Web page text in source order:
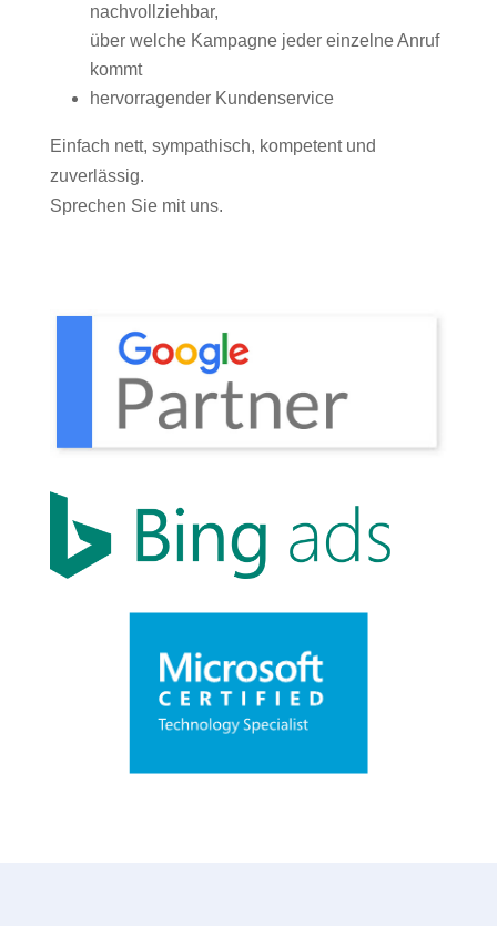
nachvollziehbar,
über welche Kampagne jeder einzelne Anruf
kommt
hervorragender Kundenservice
Einfach nett, sympathisch, kompetent und
zuverlässig.
Sprechen Sie mit uns.